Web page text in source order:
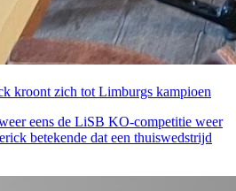
kroont zich tot Limburgs kampioen
eens de LiSB KO-competitie weer
betekende dat een thuiswedstrijd